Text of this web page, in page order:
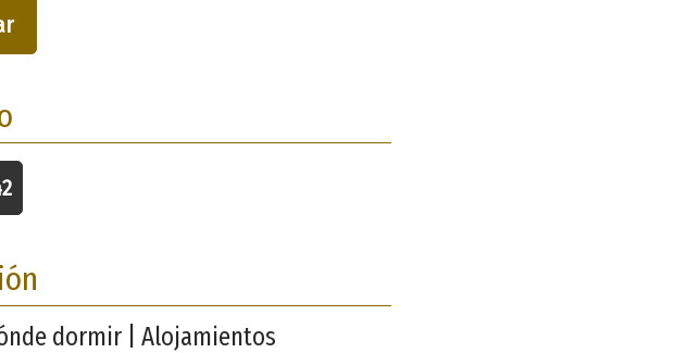
dormir | Alojamientos